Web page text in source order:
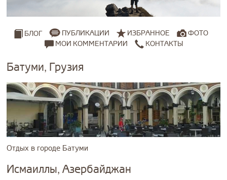
БЛОГ ПУБЛИКАЦИИ ИЗБРАННОЕ
ФОТО
МОИ КОММЕНТАРИИ
КОНТАКТЫ
Батуми, Грузия
Отдых в городе Батуми
Исмаиллы, Азербайджан